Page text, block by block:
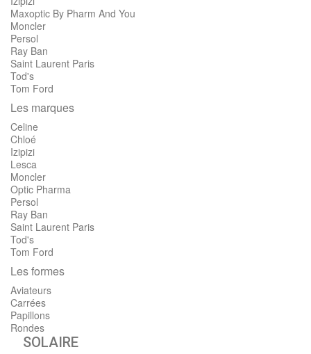
Maxoptic By Pharm And You
Moncler
Persol
Ray Ban
Saint Laurent Paris
Tod's
Tom Ford
Les marques
Celine
Chloé
Izipizi
Lesca
Moncler
Optic Pharma
Persol
Ray Ban
Saint Laurent Paris
Tod's
Tom Ford
Les formes
Aviateurs
Carrées
Papillons
Rondes
SOLAIRE